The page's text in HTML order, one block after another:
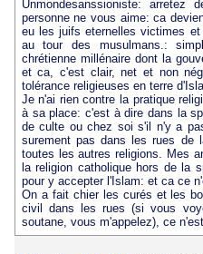
Unmondesanssioniste: arretez
personne ne vous aime: ca
eu les juifs eternelles victimes
au tour des musulmans.:
chrétienne millénaire dont la
et ca, c'est clair, net et non
tolérance religieuses en terre
Je n'ai rien contre la pratique
à sa place: c'est à dire dans la
de culte ou chez soi s'il n'y a
surement pas dans les rues de
toutes les autres religions. Mes
la religion catholique hors de la
pour y accepter l'Islam: et ca ce
On a fait chier les curés et les
civil dans les rues (si vous
soutane, vous m'appelez), ce